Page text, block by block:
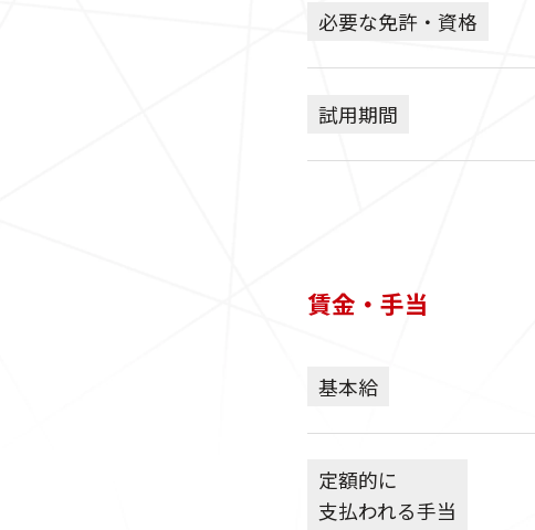
必要な免許・資格
試用期間
賃金・手当
基本給
定額的に
支払われる手当